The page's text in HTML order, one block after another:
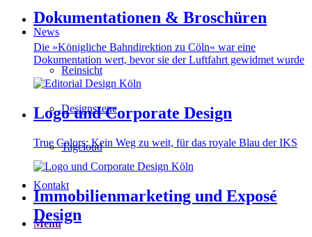
News
Reinsicht
Designszene
Tagcloud
Kontakt
Menü
Dokumentationen & Broschüren
Die »Königliche Bahndirektion zu Cöln« war eine
Dokumentation wert, bevor sie der Luftfahrt gewidmet wurde
Logo und Corporate Design
True Colors: Kein Weg zu weit, für das royale Blau der IKS
Immobilienmarketing und Exposé
Design